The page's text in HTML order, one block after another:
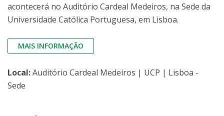
acontecerá no Auditório Cardeal Medeiros, na Sede da
Universidade Católica Portuguesa, em Lisboa.
MAIS INFORMAÇÃO
Local:Auditório Cardeal Medeiros | UCP | Lisboa -
Sede